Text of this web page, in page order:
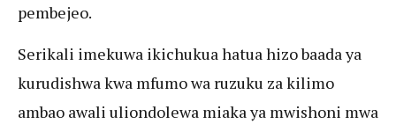
pembejeo.
Serikali imekuwa ikichukua hatua hizo baada ya
kurudishwa kwa mfumo wa ruzuku za kilimo
ambao awali uliondolewa miaka ya mwishoni mwa